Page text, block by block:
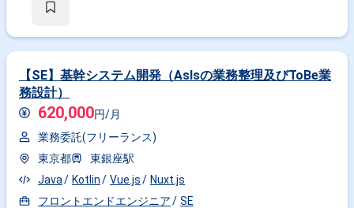
【SE】基幹システム開発（AsIsの業務整理及びToBe業
務設計）
620,000円/月
業務委託(フリーランス)
東京都
東銀座駅
Java
Kotlin Vue.js
Nuxt.js
フロントエンドエンジニア
SE